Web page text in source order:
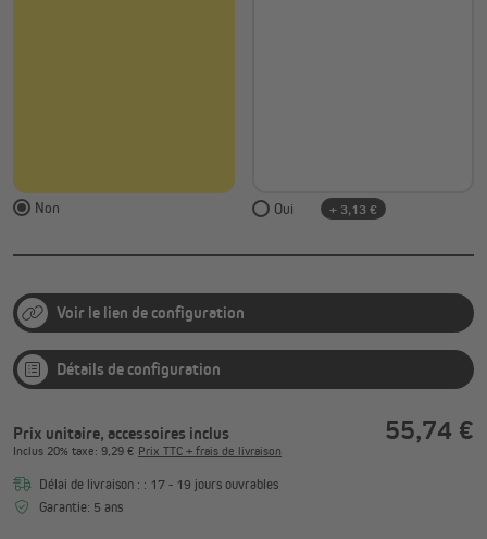
Non Oui + 3,13 €
Voir le lien de configuration
Détails de configuration
Prix unitaire, accessoires inclus
Inclus 20% taxe: 9,29 € Prix TTC + frais de livraison
Délai de livraison : : 17 - 19 jours ouvrables
Garantie: 5 ans
55,74 €